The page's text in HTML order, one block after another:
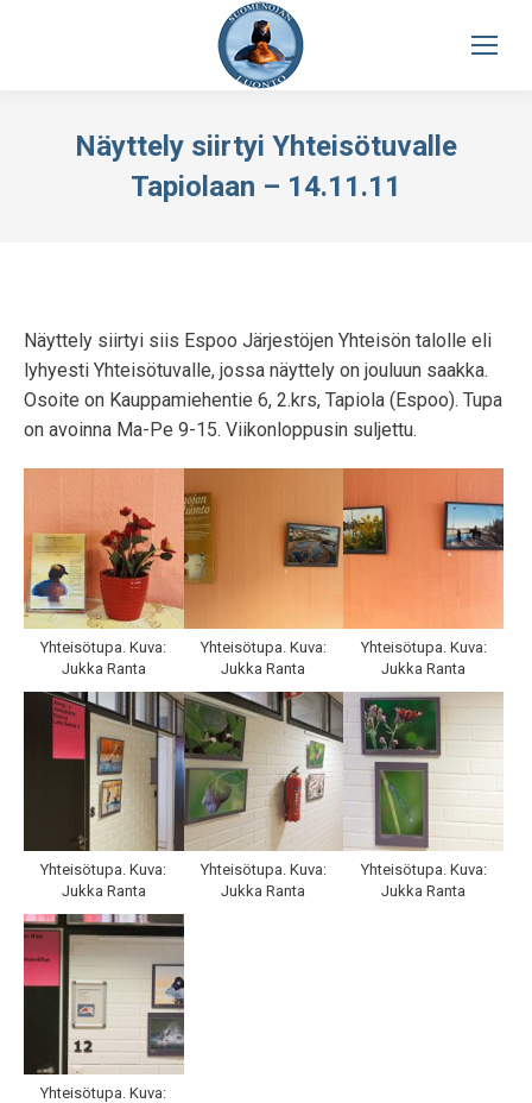
Näyttely siirtyi Yhteisötuvalle
Tapiolaan – 14.11.11
Näyttely siirtyi siis Espoo Järjestöjen Yhteisön talolle eli
lyhyesti Yhteisötuvalle, jossa näyttely on jouluun saakka.
Osoite on Kauppamiehentie 6, 2.krs, Tapiola (Espoo). Tupa
on avoinna Ma-Pe 9-15. Viikonloppusin suljettu.
Yhteisötupa. Kuva:
Jukka Ranta
Yhteisötupa. Kuva:
Jukka Ranta
Yhteisötupa. Kuva:
Jukka Ranta
Yhteisötupa. Kuva:
Jukka Ranta
Yhteisötupa. Kuva:
Jukka Ranta
Yhteisötupa. Kuva:
Jukka Ranta
Yhteisötupa. Kuva: